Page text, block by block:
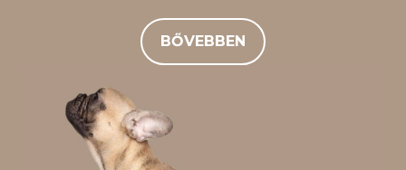
BŐVEBBEN